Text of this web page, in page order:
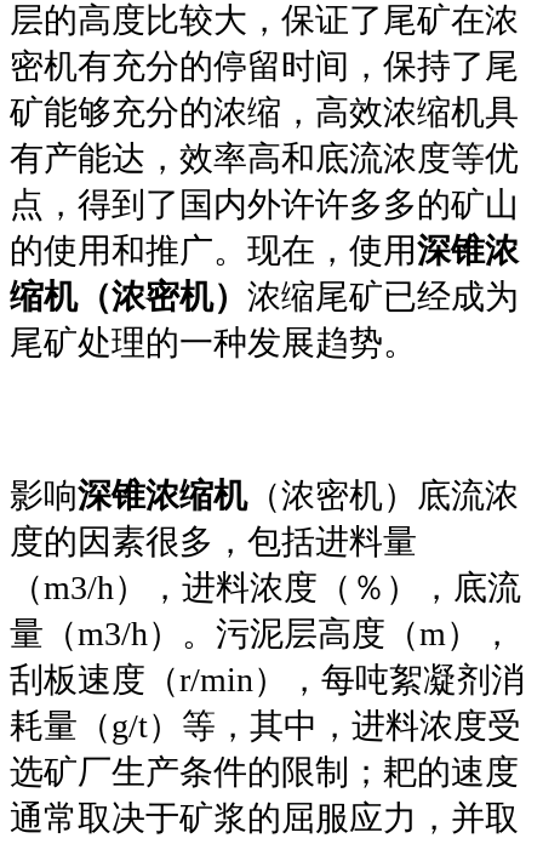
层的高度比较大，保证了尾矿在浓
密机有充分的停留时间，保持了尾
矿能够充分的浓缩，高效浓缩机具
有产能达，效率高和底流浓度等优
点，得到了国内外许许多多的矿山
的使用和推广。现在，使用深锥浓
缩机（浓密机） 浓缩尾矿已经成为
尾矿处理的一种发展趋势。
影响深锥浓缩机（浓密机）底流浓
度的因素很多，包括进料量
（m3/h），进料浓度（％），底流
量（m3/h）。污泥层高度（m），
刮板速度（r/min），每吨絮凝剂消
耗量（g/t）等，其中，进料浓度受
选矿厂生产条件的限制；耙的速度
通常取决于矿浆的屈服应力，并取